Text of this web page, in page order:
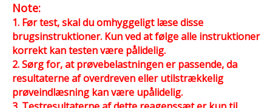
Note:
1. Før test, skal du omhyggeligt læse disse
brugsinstruktioner. Kun ved at følge alle instruktioner
korrekt kan testen være pålidelig.
2. Sørg for, at prøvebelastningen er passende, da
resultaterne af overdreven eller utilstrækkelig
prøveindlæsning kan være upålidelig.